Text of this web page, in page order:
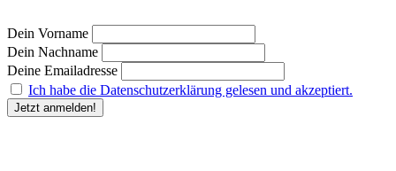
Dein Vorname
Dein Nachname
Deine Emailadresse
Ich habe die Datenschutzerklärung gelesen und akzeptiert.